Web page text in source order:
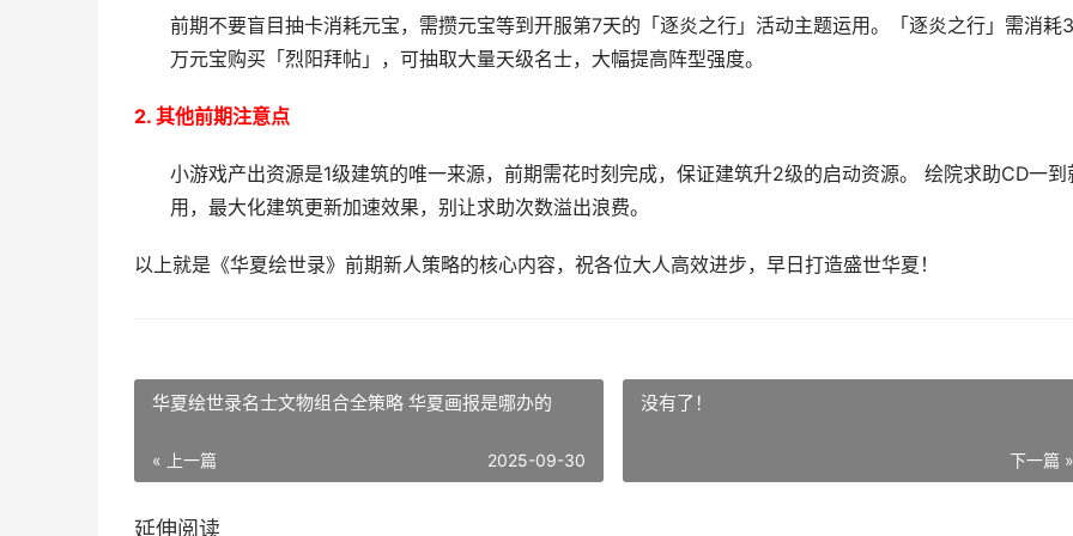
前期不要盲目抽卡消耗元宝，需攒元宝等到开服第7天的「逐炎之行」活动主题运用。「逐炎之行」需消耗
万元宝购买「烈阳拜帖」，可抽取大量天级名士，大幅提高阵型强度。
2. 其他前期注意点​
小游戏产出资源是1级建筑的唯一来源，前期需花时刻完成，保证建筑升2级的启动资源。 绘院求助CD一到
用，最大化建筑更新加速效果，别让求助次数溢出浪费。
以上就是《华夏绘世录》前期新人策略的核心内容，祝各位大人高效进步，早日打造盛世华夏！
华夏绘世录名士文物组合全策略 华夏画报是哪办的
« 上一篇 2025-09-30
没有了！
下一篇 »
延伸阅读